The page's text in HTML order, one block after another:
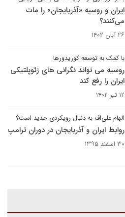
ایران و روسیه «آذربایجان» را مات
می‌کنند؟
۲۶ آبان ۱۴۰۲
با کمک به توسعه کوریدورها
روسیه می تواند نگرانی های ژئوپلتیکی
ایران را رفع کند
۱۲ تیر ۱۴۰۲
الهام علی‌اف به دنبال رویکردی جدید است؟
روابط ایران و آذربایجان در دوران ترامپ
۳۰ اسفند ۱۳۹۵